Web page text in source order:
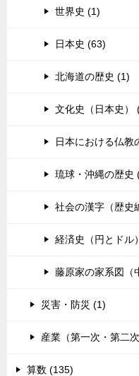
世界史 (1)
日本史 (63)
北海道の歴史 (1)
文化史（日本史）
日本における仏教
琉球・沖縄の歴史
社会の漢字（歴史
経済史（円とドル
藤原家の家系図（
災害・防災 (1)
産業（第一次・第二
算数 (135)